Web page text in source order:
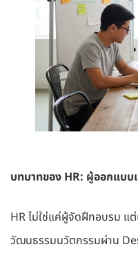
บทบาทของ HR: ผู้ออกแบ
HR ไม่ใช่แค่ผู้จัดฝึกอบรม แ
วัฒนธรรมนวัตกรรมผ่าน